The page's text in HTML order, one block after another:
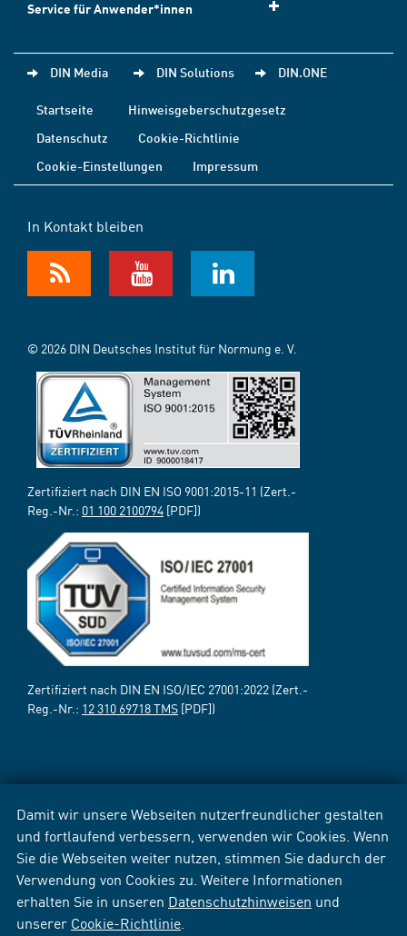
Damit wir unsere Webseiten nutzerfreundlicher gestalten
und fortlaufend verbessern, verwenden wir Cookies. Wenn
Sie die Webseiten weiter nutzen, stimmen Sie dadurch der
Verwendung von Cookies zu. Weitere Informationen
erhalten Sie in unseren Datenschutzhinweisen und
unserer Cookie-Richtlinie
Service für Anwender*innen
DIN Media DIN Solutions DIN.ONE
Startseite
Hinweisgeberschutzgesetz
Datenschutz
Cookie-Richtlinie
Cookie-Einstellungen
Impressum
In Kontakt bleiben
© 2026 DIN Deutsches Institut für Normung e. V.
Zertifiziert nach DIN EN ISO 9001:2015-11 (Zert.-
Reg.-Nr.: 01 100 2100794 [PDF])
Zertifiziert nach DIN EN ISO/IEC 27001:2022 (Zert.-
Reg.-Nr.: 12 310 69718 TMS [PDF])